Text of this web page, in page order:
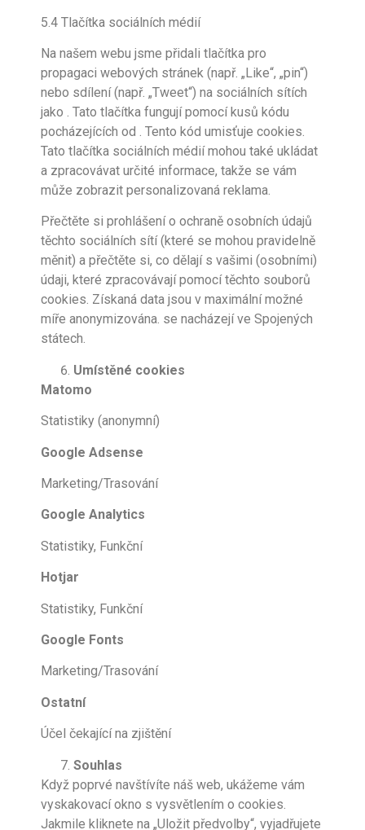
5.4 Tlačítka sociálních médií
Na našem webu jsme přidali tlačítka pro
propagaci webových stránek (např. „Like“, „pin“)
nebo sdílení (např. „Tweet“) na sociálních sítích
jako . Tato tlačítka fungují pomocí kusů kódu
pocházejících od . Tento kód umisťuje cookies.
Tato tlačítka sociálních médií mohou také ukládat
a zpracovávat určité informace, takže se vám
může zobrazit personalizovaná reklama.
Přečtěte si prohlášení o ochraně osobních údajů
těchto sociálních sítí (které se mohou pravidelně
měnit) a přečtěte si, co dělají s vašimi (osobními)
údaji, které zpracovávají pomocí těchto souborů
cookies. Získaná data jsou v maximální možné
míře anonymizována. se nacházejí ve Spojených
státech.
Umístěné cookies
Matomo
Statistiky (anonymní)
Google Adsense
Marketing/Trasování
Google Analytics
Statistiky, Funkční
Hotjar
Statistiky, Funkční
Google Fonts
Marketing/Trasování
Ostatní
Účel čekající na zjištění
Souhlas
Když poprvé navštívíte náš web, ukážeme vám
vyskakovací okno s vysvětlením o cookies.
Jakmile kliknete na „Uložit předvolby“, vyjadřujete